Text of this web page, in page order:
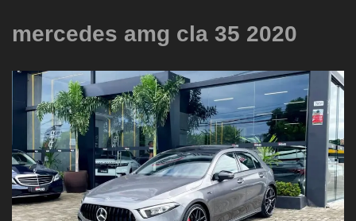
mercedes amg cla 35 2020